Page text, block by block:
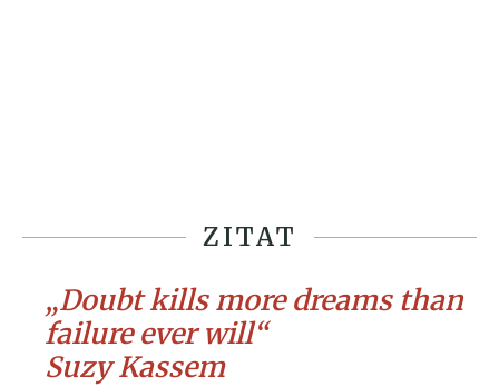
ZITAT
„Doubt kills more dreams than
failure ever will“
Suzy Kassem